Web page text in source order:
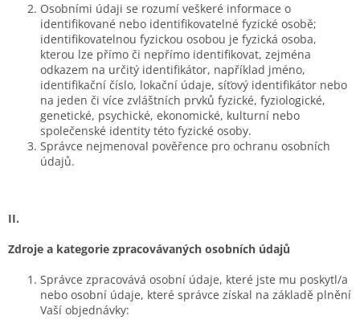
Osobními údaji se rozumí veškeré informace o
identifikované nebo identifikovatelné fyzické osobě;
identifikovatelnou fyzickou osobou je fyzická osoba,
kterou lze přímo či nepřímo identifikovat, zejména
odkazem na určitý identifikátor, například jméno,
identifikační číslo, lokační údaje, síťový identifikátor nebo
na jeden či více zvláštních prvků fyzické, fyziologické,
genetické, psychické, ekonomické, kulturní nebo
společenské identity této fyzické osoby.
Správce nejmenoval pověřence pro ochranu osobních
údajů.
II.
Zdroje a kategorie zpracovávaných osobních údajů
Správce zpracovává osobní údaje, které jste mu poskytl/a
nebo osobní údaje, které správce získal na základě plnění
Vaší objednávky: